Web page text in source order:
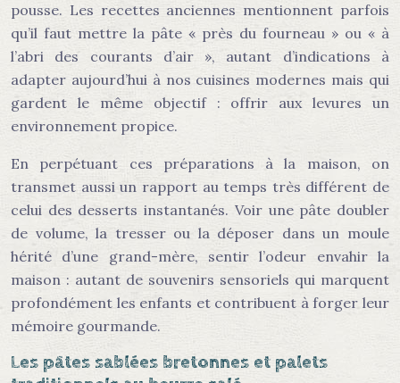
pousse. Les recettes anciennes mentionnent parfois
qu’il faut mettre la pâte « près du fourneau » ou « à
l’abri des courants d’air », autant d’indications à
adapter aujourd’hui à nos cuisines modernes mais qui
gardent le même objectif : offrir aux levures un
environnement propice.
En perpétuant ces préparations à la maison, on
transmet aussi un rapport au temps très différent de
celui des desserts instantanés. Voir une pâte doubler
de volume, la tresser ou la déposer dans un moule
hérité d’une grand-mère, sentir l’odeur envahir la
maison : autant de souvenirs sensoriels qui marquent
profondément les enfants et contribuent à forger leur
mémoire gourmande.
Les pâtes sablées bretonnes et palets